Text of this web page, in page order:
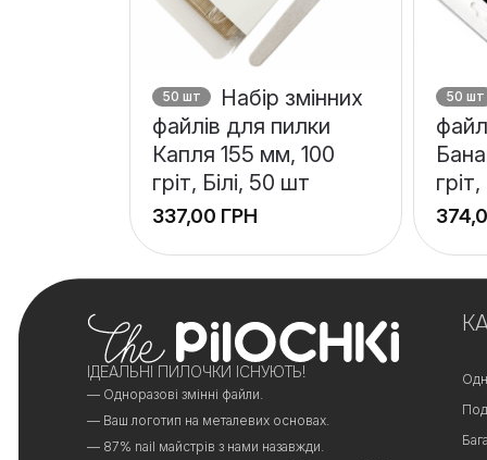
50 шт
Набір змінних
файлів для пилки
Капля 155 мм, 100
гріт, Білі, 50 шт
ГРН
−
50 шт
−
ІДЕАЛЬНІ ПИЛОЧКИ ІСНУЮТЬ!
— Одноразові змінні файли.
— Ваш логотип на металевих основах.
— 87% nail майстрів з нами назавжди.